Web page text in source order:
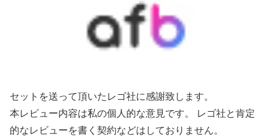
セットを送って頂いたレゴ社に感謝致します。
本レビュー内容は私の個人的な意見です。 レゴ社と肯定
的なレビューを書く契約などはしておりません。